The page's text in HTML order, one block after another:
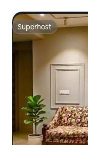
Superhost
Superhost